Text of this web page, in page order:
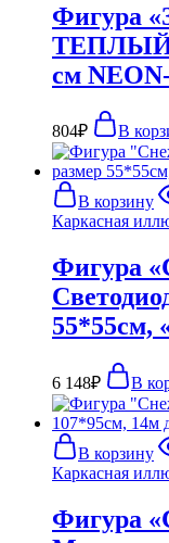
Фигура
ТЕПЛЫЙ
см
804₽ В
В корзину
Каркасная
Фигура
6 148₽ В
В корзину
Каркасная
Фигура